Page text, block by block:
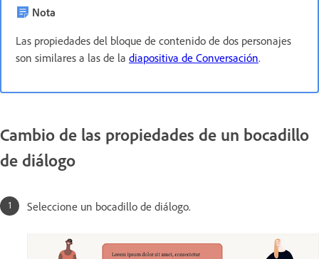
Nota
Las propiedades del bloque de contenido de dos personajes
son similares a las de la diapositiva de Conversación.
Cambio de las propiedades de un bocadillo
de diálogo
Seleccione un bocadillo de diálogo.